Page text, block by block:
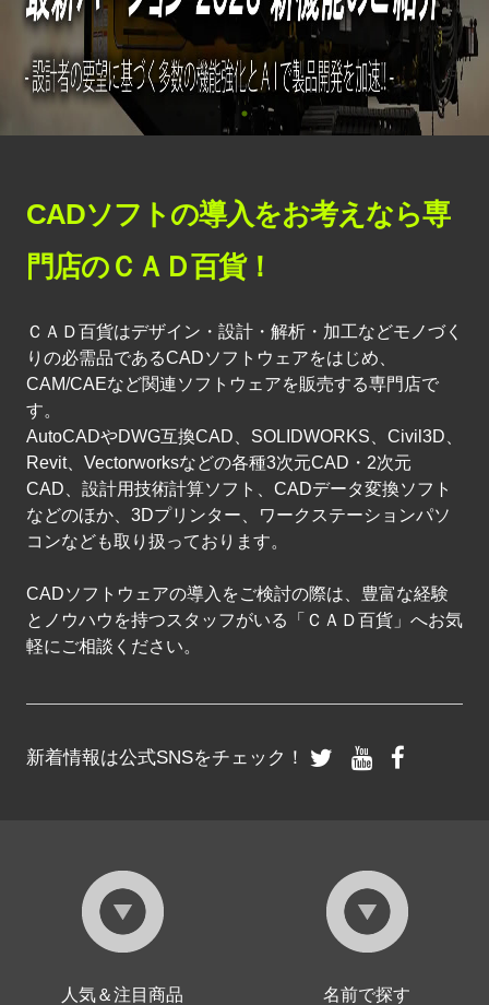
CADソフトの導入をお考えなら専
門店のＣＡＤ百貨！
ＣＡＤ百貨はデザイン・設計・解析・加工などモノづく
りの必需品であるCADソフトウェアをはじめ、
CAM/CAEなど関連ソフトウェアを販売する専門店で
す。
AutoCADやDWG互換CAD、SOLIDWORKS、Civil3D、
Revit、Vectorworksなどの各種3次元CAD・2次元
CAD、設計用技術計算ソフト、CADデータ変換ソフト
などのほか、3Dプリンター、ワークステーションパソ
コンなども取り扱っております。
CADソフトウェアの導入をご検討の際は、豊富な経験
とノウハウを持つスタッフがいる「ＣＡＤ百貨」へお気
軽にご相談ください。
新着情報は公式SNSをチェック！
人気＆注目商品 名前で探す